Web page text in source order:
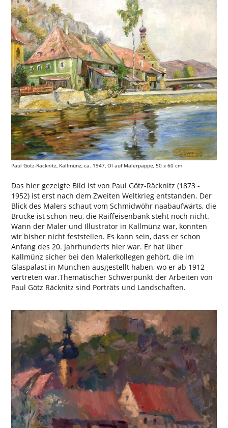
Paul Götz-Räcknitz, Kallmünz, ca. 1947, Öl auf Malerpappe, 50 x 60 cm
Das hier gezeigte Bild ist von Paul Götz-Räcknitz (1873 -
1952) ist erst nach dem Zweiten Weltkrieg entstanden. Der
Blick des Malers schaut vom Schmidwöhr naabaufwärts, die
Brücke ist schon neu, die Raiffeisenbank steht noch nicht.
Wann der Maler und Illustrator in Kallmünz war, konnten
wir bisher nicht feststellen. Es kann sein, dass er schon
Anfang des 20. Jahrhunderts hier war. Er hat über
Kallmünz sicher bei den Malerkollegen gehört, die im
Glaspalast in München ausgestellt haben, wo er ab 1912
vertreten war.Thematischer Schwerpunkt der Arbeiten von
Paul Götz Räcknitz sind Porträts und Landschaften.